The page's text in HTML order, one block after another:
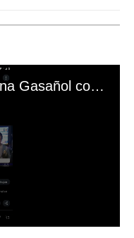
El mal momento de Yanina Gasañol con un hincha argentino en "Subrayado"